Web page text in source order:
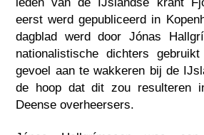
eerst werd gepubliceerd in
dagblad werd door Jónas
nationalistische dichters
gevoel aan te wakkeren bij de
de hoop dat dit zou resulteren
Deense overheersers.